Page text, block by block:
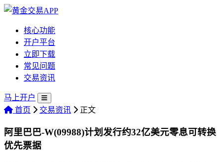
核心功能
开户平台
立即下载
常见问题
交易资讯
马上开户
首页
交易资讯 正文
阿里巴巴-W(09988)计划发行约32亿美元零息可转换
优先票据